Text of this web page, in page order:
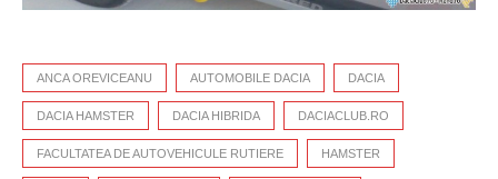
ANCA OREVICEANU AUTOMOBILE DACIA DACIA
DACIA HAMSTER DACIA HIBRIDA DACIACLUB.RO
FACULTATEA DE AUTOVEHICULE RUTIERE HAMSTER